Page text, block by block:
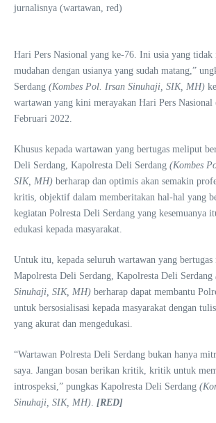
jurnalisnya (wartawan, red)
Hari Pers Nasional yang ke-76. Ini usia yang
mudahan dengan usianya yang sudah matang,”
Serdang (Kombes Pol. Irsan Sinuhaji, SIK, MH)
wartawan yang kini merayakan Hari Pers
Februari 2022.
Khusus kepada wartawan yang bertugas meliput
Deli Serdang, Kapolresta Deli Serdang (Kombes
SIK, MH) berharap dan optimis akan semakin
kritis, objektif dalam memberitakan hal-hal yang
kegiatan Polresta Deli Serdang yang kesemuanya
edukasi kepada masyarakat.
Untuk itu, kepada seluruh wartawan yang
Mapolresta Deli Serdang, Kapolresta Deli Serdang
Sinuhaji, SIK, MH) berharap dapat membantu
untuk bersosialisasi kepada masyarakat dengan
yang akurat dan mengedukasi.
“Wartawan Polresta Deli Serdang bukan hanya
saya. Jangan bosan berikan kritik, kritik untuk
introspeksi,” pungkas Kapolresta Deli Serdang
Sinuhaji, SIK, MH). [RED]